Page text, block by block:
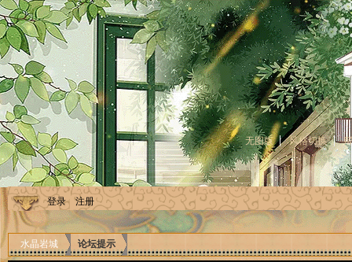
无图版 风格切换
登录 注册
水晶岩城 论坛提示